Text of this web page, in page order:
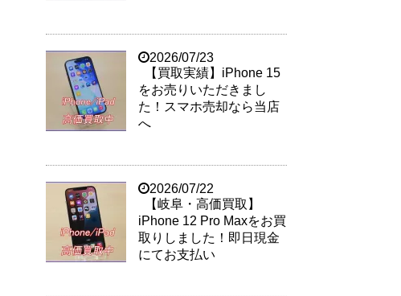
2026/07/23
【買取実績】iPhone 15
をお売りいただきまし
た！スマホ売却なら当店
へ
2026/07/22
【岐阜・高価買取】
iPhone 12 Pro Maxをお買
取りしました！即日現金
にてお支払い